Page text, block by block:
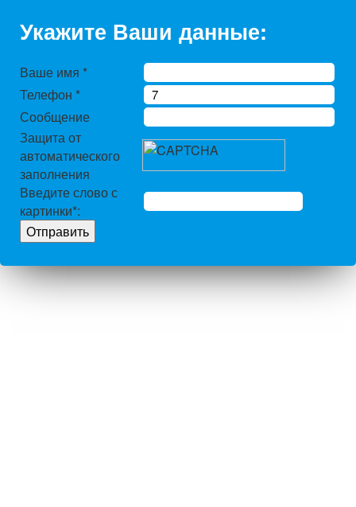
Укажите Ваши данные:
Ваше имя *
Телефон *
Сообщение
Защита от
автоматического
заполнения
Введите слово с
картинки*: